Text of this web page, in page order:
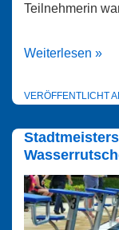
Teilnehmerin
Patrizia
Deutsche
Weiterlesen »
VERÖFFENTLICHT